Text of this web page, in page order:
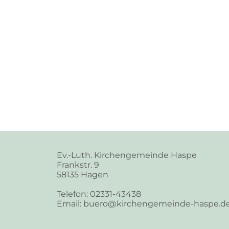
Ev.-Luth. Kirchengemeinde Haspe
Frankstr. 9
58135 Hagen
Telefon: 02331-43438
Email: buero@kirchengemeinde-